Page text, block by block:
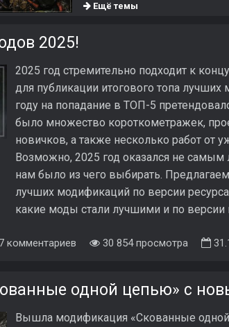
Ещё темы
2025!
2025 год стремительно подходит к
для публикации итогового топа
году на попадание в ТОП-5
было множество короткометражек,
новичков, а также несколько работ от
Возможно, 2025 год оказался не
нам было из чего выбирать.
лучших модификаций по версии ресурса
какие моды стали лучшими и по версии
комментариев 30 854 просмотра
одной цепью» с
Вышла модификация «Скованные